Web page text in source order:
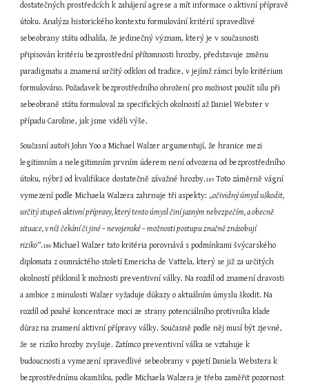
dostatečných prostředcích k zahájení agrese a mít informace o aktivní přípravě
útoku. Analýza historického kontextu formulování kritérií spravedlivé
sebeobrany státu odhalila, že jedinečný význam, který je v současnosti
připisován kritériu bezprostřední přítomnosti hrozby, představuje změnu
paradigmatu a znamená určitý odklon od tradice, v jejímž rámci bylo kritérium
formulováno. Požadavek bezprostředního ohrožení pro možnost použít sílu při
sebeobraně státu formuloval za specifických okolností až Daniel Webster v
případu Caroline, jak jsme viděli výše.
Současní autoři John Yoo a Michael Walzer argumentují, že hranice mezi
legitimním a nelegitimním prvním úderem není odvozena od bezprostředního
útoku, nýbrž od kvalifikace dostatečně závažné hrozby.185 Toto záměrně vágní
vymezení podle Michaela Walzera zahrnuje tři aspekty: „očividný úmysl uškodit,
určitý stupeň aktivní přípravy, který tento úmysl činí jasným nebezpečím, a obecně
situace, v níž čekání či jiné – nevojenské – možnosti postupu značně znásobují
riziko“.186 Michael Walzer tato kritéria porovnává s podmínkami švýcarského
diplomata z osmnáctého století Emericha de Vattela, který se již za určitých
okolností přiklonil k možnosti preventivní války. Na rozdíl od znamení dravosti
a ambice z minulosti Walzer vyžaduje důkazy o aktuálním úmyslu škodit. Na
rozdíl od pouhé koncentrace moci ze strany potenciálního protivníka klade
důraz na znamení aktivní přípravy války. Současně podle něj musí být zjevné,
že se riziko hrozby zvyšuje. Zatímco preventivní válka se vztahuje k
budoucnosti a vymezení spravedlivé sebeobrany v pojetí Daniela Webstera k
bezprostřednímu okamžiku, podle Michaela Walzera je třeba zaměřit pozornost